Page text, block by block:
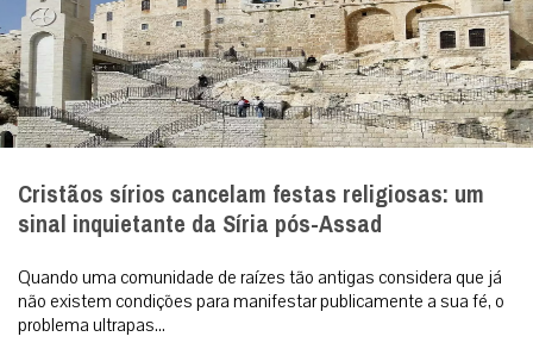
Cristãos sírios cancelam festas religiosas: um
sinal inquietante da Síria pós-Assad
Quando uma comunidade de raízes tão antigas considera que já
não existem condições para manifestar publicamente a sua fé, o
problema ultrapas...